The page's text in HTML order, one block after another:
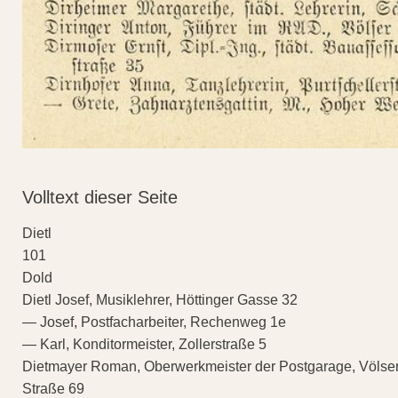
Volltext dieser Seite
Dietl
101
Dold
Dietl Josef, Musiklehrer, Höttinger Gasse 32
— Josef, Postfacharbeiter, Rechenweg 1e
— Karl, Konditormeister, Zollerstraße 5
Dietmayer Roman, Oberwerkmeister der Postgarage,
Straße 69